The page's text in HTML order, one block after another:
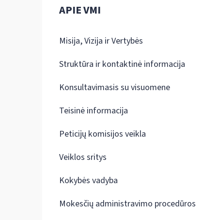
APIE VMI
Misija, Vizija ir Vertybės
Struktūra ir kontaktinė informacija
Konsultavimasis su visuomene
Teisinė informacija
Peticijų komisijos veikla
Veiklos sritys
Kokybės vadyba
Mokesčių administravimo procedūros